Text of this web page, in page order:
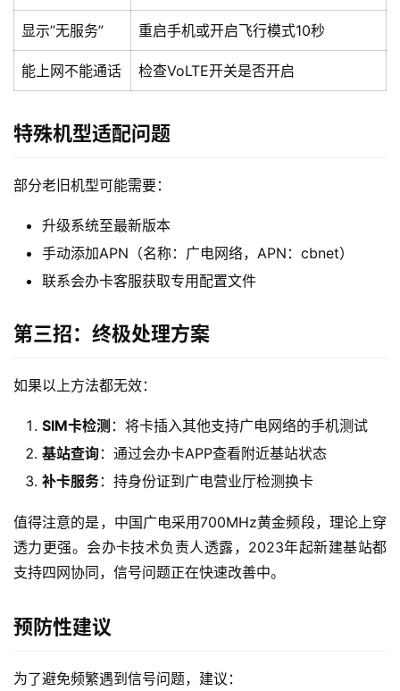
首
量
身
快
讯
页
显示”无服务” 重启手机或开启飞行模式10秒
能上网不能通话 检查VoLTE开关是否开启
特殊机型适配问题
部分老旧机型可能需要：
升级系统至最新版本
手动添加APN（名称：广电网络，APN：cbnet）
联系会办卡客服获取专用配置文件
第三招：终极处理方案
如果以上方法都无效：
SIM卡检测 ：将卡插入其他支持广电网络的手机测试
基站查询：通过会办卡APP查看附近基站状态
补卡服务：持身份证到广电营业厅检测换卡
值得注意的是，中国广电采用700MHz黄金频段，理论上穿
透力更强。会办卡技术负责人透露，2023年起新建基站都
支持四网协同，信号问题正在快速改善中。
预防性建议
为了避免频繁遇到信号问题，建议：